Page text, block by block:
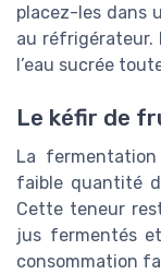
placez-les dans
au réfrigérateur.
l’eau sucrée
Le kéfir de
La
faible quantité
Cette teneur
jus fermentés
consommation